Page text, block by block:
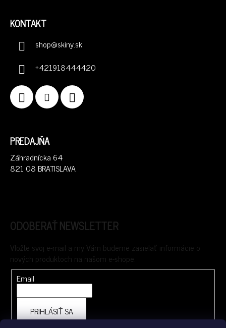
KONTAKT
shop@skiny.sk
+421918444420
PREDAJŇA
Záhradnícka 64
821 08 BRATISLAVA
ODOBERAŤ NEWSLETTER
Vložte svoj e-mail a my Vám budeme zasielať informácie o
nových produktoch na našom e-shope.
Email
PRIHLÁSIŤ SA